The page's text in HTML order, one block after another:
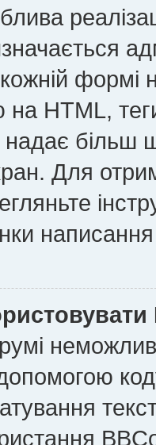
HTML,
надає більш
Для